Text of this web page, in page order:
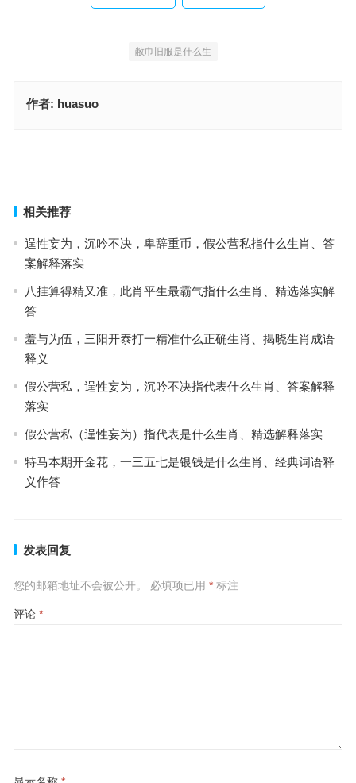
敝巾旧服是什么生
作者: huasuo
相关推荐
逞性妄为，沉吟不决，卑辞重币，假公营私指什么生肖、答
案解释落实
八挂算得精又准，此肖平生最霸气指什么生肖、精选落实解
答
羞与为伍，三阳开泰打一精准什么正确生肖、揭晓生肖成语
释义
假公营私，逞性妄为，沉吟不决指代表什么生肖、答案解释
落实
假公营私（逞性妄为）指代表是什么生肖、精选解释落实
特马本期开金花，一三五七是银钱是什么生肖、经典词语释
义作答
发表回复
您的邮箱地址不会被公开。 必填项已用 *标注
评论 *